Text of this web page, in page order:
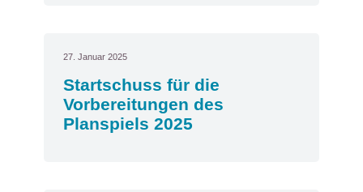
27. Januar 2025
Startschuss für die
Vorbereitungen des
Planspiels 2025